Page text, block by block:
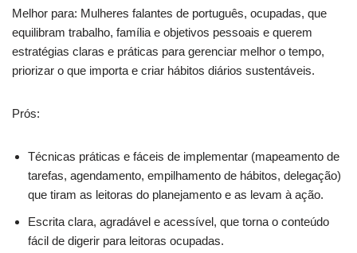
Melhor para: Mulheres falantes de português, ocupadas, que
equilibram trabalho, família e objetivos pessoais e querem
estratégias claras e práticas para gerenciar melhor o tempo,
priorizar o que importa e criar hábitos diários sustentáveis.
Prós:
Técnicas práticas e fáceis de implementar (mapeamento de
tarefas, agendamento, empilhamento de hábitos, delegação)
que tiram as leitoras do planejamento e as levam à ação.
Escrita clara, agradável e acessível, que torna o conteúdo
fácil de digerir para leitoras ocupadas.